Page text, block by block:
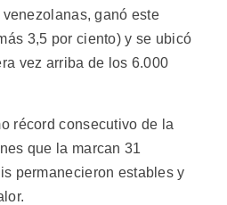
ganó este
3,5 por ciento) y se ubicó
vez arriba de los 6.000
récord consecutivo de la
que la marcan 31
permanecieron estables y